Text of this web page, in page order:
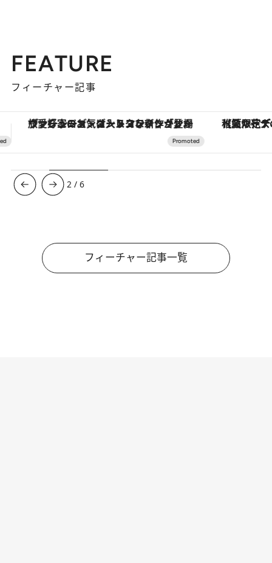
FEATURE
フィーチャー記事
【夏限定ディナーコース】旬を迎える稚鮎や花ズッキーニなどをイタリア・トスカーナの郷土料理の手法で満喫！
3 /6
フィーチャー記事一覧